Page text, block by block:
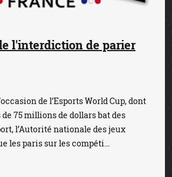
l'interdiction de parier
de l’Esports World Cup, dont
75 millions de dollars bat des
l’Autorité nationale des jeux
les paris sur les compéti...